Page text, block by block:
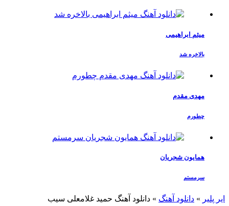
میثم ابراهیمی
بالاخره شد
مهدی مقدم
چطورم
همایون شجریان
سرمستم
ایر پلیر » دانلود آهنگ » دانلود آهنگ حمید غلامعلی سیب